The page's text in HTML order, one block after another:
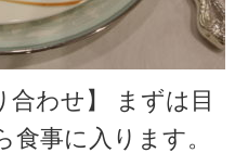
合わせ】 まずは目
事に入ります。